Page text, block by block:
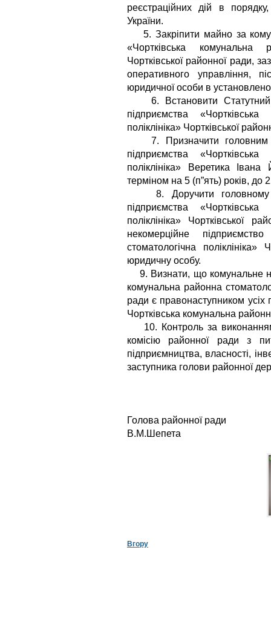
реєстраційних дій в
України.
5. Закріпити майно за
«Чортківська комунальна
Чортківської районної ради,
оперативного управління,
юридичної особи в
6. Встановити Статутний
підприємства
поліклініка» Чортківської
7. Призначити головним
підприємства
поліклініка» Веретика
терміном на 5 (п”ять) років, до
8. Доручити головному
підприємства
поліклініка» Чортківської
некомерційне
стоматологічна
юридичну особу.
9. Визнати, що комунальне
комунальна районна
ради є правонаступником усіх
Чортківська комунальна
10. Контроль за
комісію районної ради з
підприємництва, власності,
заступника голови районної
Голова
В.М.Шепета
Вгору